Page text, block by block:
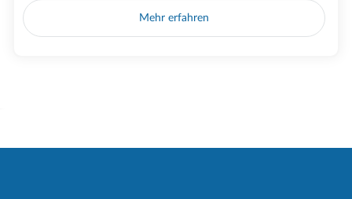
Mehr erfahren